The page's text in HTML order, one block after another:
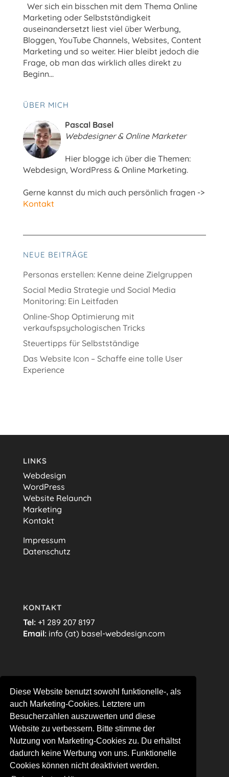
Diese Website benutzt sowohl funktionelle-, als
auch Marketing-Cookies. Letztere um
Besucherzahlen auszuwerten und diese
Website zu verbessern. Bitte stimme der
Nutzung von Marketing-Cookies zu. Du erhältst
dadurch keine Werbung von uns. Funktionelle
Cookies können nicht deaktiviert werden.
Wer sich ein bisschen mit dem Thema Online
Marketing oder Selbstständigkeit
auseinandersetzt liest viel über Werbung,
Bloggen, YouTube Channels, Websites, Content
Marketing und so weiter. Hier bleibt jedoch die
Frage, ob man das wirklich alles direkt zu
Beginn...
ÜBER MICH
Pascal Basel
Webdesigner & Online Marketer
Hier blogge ich über die Themen:
Webdesign, WordPress & Online Marketing.
Gerne kannst du mich auch persönlich fragen ->
Kontakt
NEUE BEITRÄGE
Personas erstellen: Kenne deine Zielgruppen
Social Media Strategie und Social Media
Monitoring: Ein Leitfaden
Online-Shop Optimierung mit
verkaufspsychologischen Tricks
Steuertipps für Selbstständige
Das Website Icon – Schaffe eine tolle User
Experience
LINKS
Webdesign
WordPress
Website Relaunch
Marketing
Kontakt
Impressum
Datenschutz
KONTAKT
Tel: +1 289 207 8197
Email: info (at) basel-webdesign.com
FOLGE MIR…